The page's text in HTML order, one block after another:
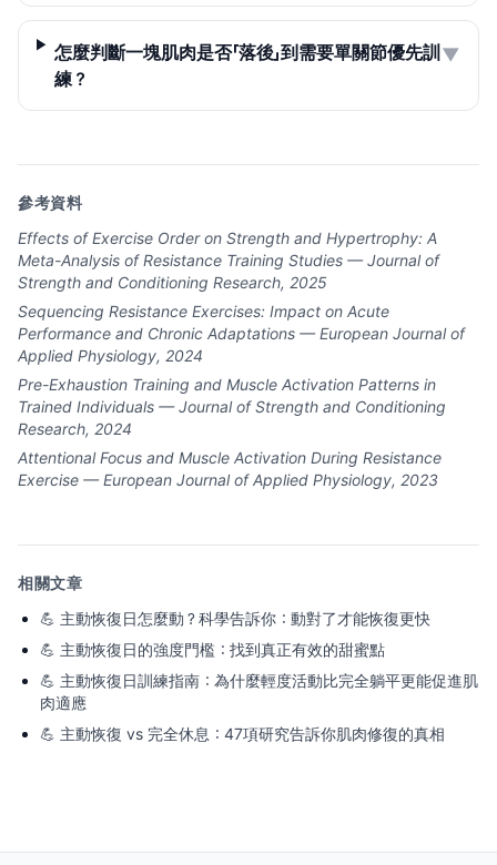
怎麼判斷一塊肌肉是否「落後」到需要單關節優先訓
練？
▼
參考資料
Effects of Exercise Order on Strength and Hypertrophy: A
Meta-Analysis of Resistance Training Studies — Journal of
Strength and Conditioning Research, 2025
Sequencing Resistance Exercises: Impact on Acute
Performance and Chronic Adaptations — European Journal of
Applied Physiology, 2024
Pre-Exhaustion Training and Muscle Activation Patterns in
Trained Individuals — Journal of Strength and Conditioning
Research, 2024
Attentional Focus and Muscle Activation During Resistance
Exercise — European Journal of Applied Physiology, 2023
相關文章
💪 主動恢復日怎麼動？科學告訴你：動對了才能恢復更快
💪 主動恢復日的強度門檻：找到真正有效的甜蜜點
💪 主動恢復日訓練指南：為什麼輕度活動比完全躺平更能促進肌
肉適應
💪 主動恢復 vs 完全休息：47項研究告訴你肌肉修復的真相